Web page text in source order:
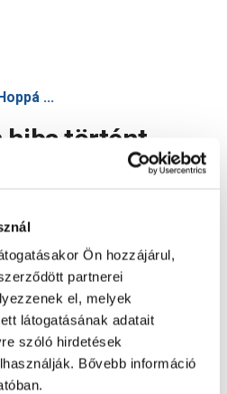
Ön hozzájárul,
partnerei
el, melyek
látogatásának adatait
szóló hirdetések
Bővebb információ
...
hiba történt
újratöltése